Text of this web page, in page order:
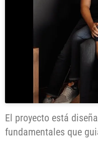
El proyecto está
fundamentales que